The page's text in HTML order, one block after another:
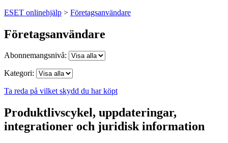
ESET onlinehjälp > Företagsanvändare
Företagsanvändare
Abonnemangsnivå:
Kategori:
Ta reda på vilket skydd du har köpt
Produktlivscykel, uppdateringar,
integrationer och juridisk information